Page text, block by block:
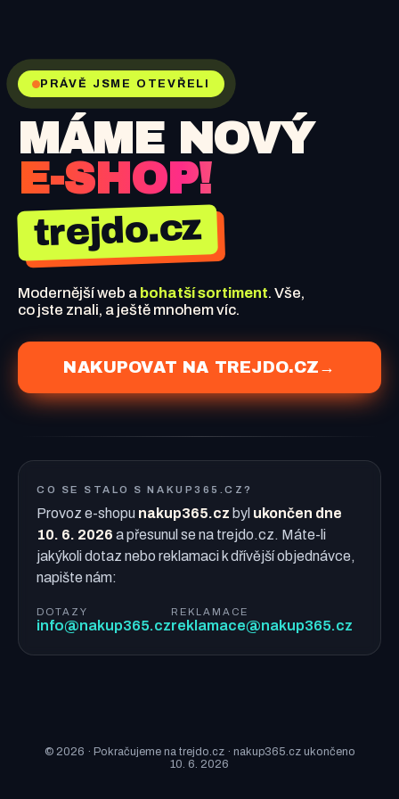
PRÁVĚ JSME OTEVŘELI
MÁME NOVÝ
E-SHOP!
trejdo.cz
Modernější web a bohatší sortiment. Vše,
co jste znali, a ještě mnohem víc.
NAKUPOVAT NA TREJDO.CZ →
CO SE STALO S NAKUP365.CZ?
Provoz e-shopu nakup365.cz byl ukončen dne
10. 6. 2026 a přesunul se na trejdo.cz. Máte-li
jakýkoli dotaz nebo reklamaci k dřívější objednávce,
napište nám:
DOTAZY
info@nakup365.cz
REKLAMACE
reklamace@nakup365.cz
© 2026 · Pokračujeme na trejdo.cz · nakup365.cz ukončeno
10. 6. 2026